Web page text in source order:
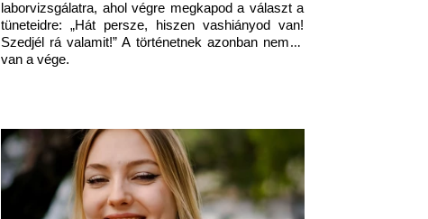
laborvizsgálatra, ahol végre megkapod a választ a
tüneteidre: „Hát persze, hiszen vashiányod van!
Szedjél rá valamit!” A történetnek azonban nem itt
van a vége.